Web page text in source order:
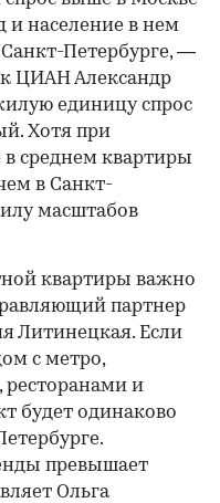
и население в нем
Петербурге, —
ЦИАН Александр
единицу спрос
Хотя при
среднем квартиры
в Санкт-
масштабов
квартиры важно
партнер
Литинецкая. Если
с метро,
ресторанами и
будет одинаково
превышает
Ольга